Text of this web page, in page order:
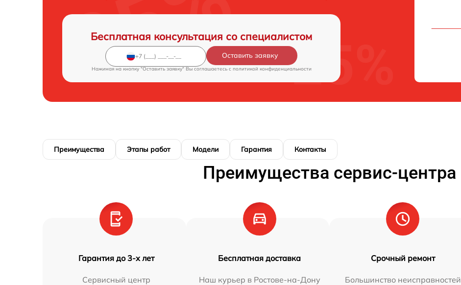
Бесплатная консультация со специалистом
Оставить заявку
Нажимая на кнопку "Оставить заявку" Вы соглашаетесь c политикой конфиденциальности
Преимущества Этапы работ Модели Гарантия Контакты
Преимущества сервис-центра
Гарантия до 3-х лет
Сервисный центр
Бесплатная доставка
Наш курьер в Ростове-на-Дону
Срочный ремонт
Большинство неисправностей